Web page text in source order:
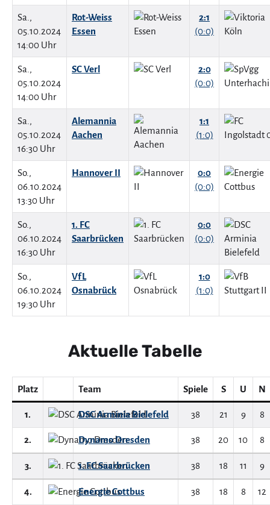
Sa.,
05.10.2024
14:00 Uhr
Rot-Weiss
Essen
2:1
(0:0)
Sa.,
05.10.2024
14:00 Uhr
SC Verl
2:0
(0:0)
Sa.,
05.10.2024
16:30 Uhr
Alemannia
Aachen
1:1
(1:0)
So.,
06.10.2024
13:30 Uhr
Hannover II
0:0
(0:0)
So.,
06.10.2024
16:30 Uhr
1. FC
Saarbrücken
0:0
(0:0)
So.,
06.10.2024
19:30 Uhr
VfL
Osnabrück
1:0
(1:0)
Aktuelle Tabelle
Platz Team Spiele S U N
1. DSC Arminia Bielefeld 38 21 9 8
2. Dynamo Dresden 38 20 10 8
3. 1. FC Saarbrücken 38 18 11 9
4. Energie Cottbus 38 18 8 12